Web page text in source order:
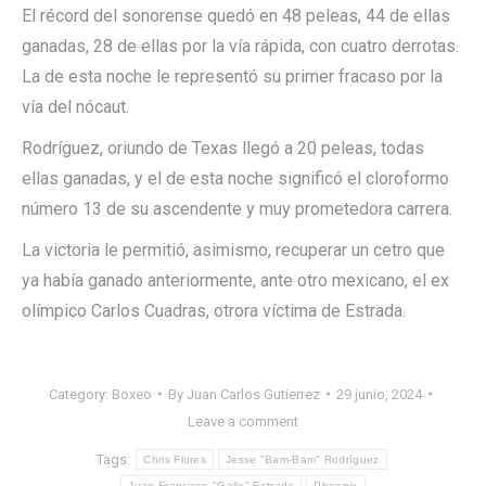
El récord del sonorense quedó en 48 peleas, 44 de ellas
ganadas, 28 de ellas por la vía rápida, con cuatro derrotas.
La de esta noche le representó su primer fracaso por la
vía del nócaut.
Rodríguez, oriundo de Texas llegó a 20 peleas, todas
ellas ganadas, y el de esta noche significó el cloroformo
número 13 de su ascendente y muy prometedora carrera.
La victoria le permitió, asimismo, recuperar un cetro que
ya había ganado anteriormente, ante otro mexicano, el ex
olímpico Carlos Cuadras, otrora víctima de Estrada.
Category: Boxeo By Juan Carlos Gutierrez
29 junio, 2024
Leave a comment
Tags: Chris Flores Jesse "Bam-Bam" Rodríguez